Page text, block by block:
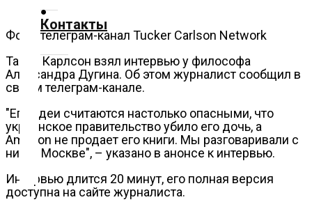
О
нас
Помощь
Контакты
Контакты
Фото: телеграм-канал Tucker Carlson Network
Такер Карлсон взял интервью у философа
Александра Дугина. Об этом журналист сообщил в
своем телеграм-канале.
"Его идеи считаются настолько опасными, что
украинское правительство убило его дочь, а
Amazon не продает его книги. Мы разговаривали с
ним в Москве", – указано в анонсе к интервью.
Интервью длится 20 минут, его полная версия
доступна на сайте журналиста.